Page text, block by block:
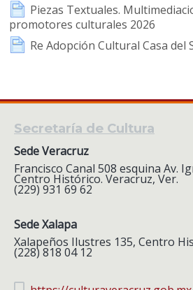
Piezas Textuales.
promotores culturales 2026
Re Adopción Cultural Casa del
Secretaría de Cultura
Sede Veracruz
Francisco Canal 508 esquina Av.
Centro Histórico. Veracruz, Ver.
(229) 931 69 62
Sede Xalapa
Xalapeños Ilustres 135, Centro
(228) 818 04 12